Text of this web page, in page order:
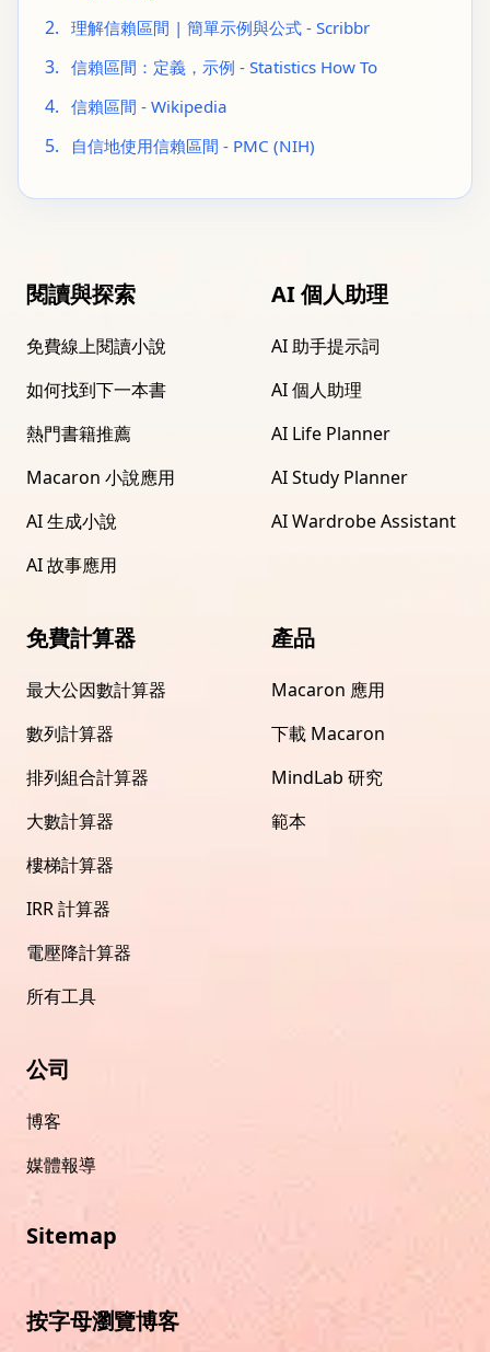
2. 理解信賴區間 | 簡單示例與公式 - Scribbr
3. 信賴區間：定義，示例 - Statistics How To
4. 信賴區間 - Wikipedia
5. 自信地使用信賴區間 - PMC (NIH)
閱讀與探索
免費線上閱讀小說
如何找到下一本書
熱門書籍推薦
Macaron 小說應用
AI 生成小說
AI 故事應用
AI 個人助理
AI 助手提示詞
AI 個人助理
AI Life Planner
AI Study Planner
AI Wardrobe Assistant
免費計算器
最大公因數計算器
數列計算器
排列組合計算器
大數計算器
樓梯計算器
IRR 計算器
電壓降計算器
所有工具
產品
Macaron 應用
下載 Macaron
MindLab 研究
範本
公司
博客
媒體報導
Sitemap
按字母瀏覽博客